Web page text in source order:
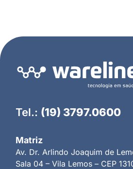
Tel.: (19) 3797.0600
Matriz
Av. Dr. Arlindo Joaquim de
Sala 04 – Vila Lemos – CEP